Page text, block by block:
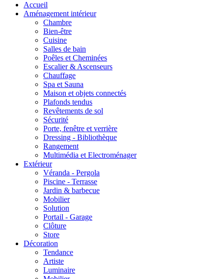
Accueil
Aménagement intérieur
Chambre
Bien-être
Cuisine
Salles de bain
Poêles et Cheminées
Escalier & Ascenseurs
Chauffage
Spa et Sauna
Maison et objets connectés
Plafonds tendus
Revêtements de sol
Sécurité
Porte, fenêtre et verrière
Dressing - Bibliothèque
Rangement
Multimédia et Electroménager
Extérieur
Véranda - Pergola
Piscine - Terrasse
Jardin & barbecue
Mobilier
Solution
Portail - Garage
Clôture
Store
Décoration
Tendance
Artiste
Luminaire